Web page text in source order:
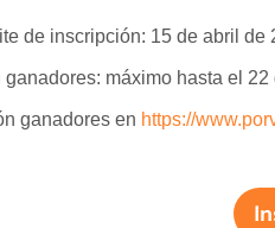
de inscripción: 15 de abril de
ganadores: máximo hasta el
ganadores en https://